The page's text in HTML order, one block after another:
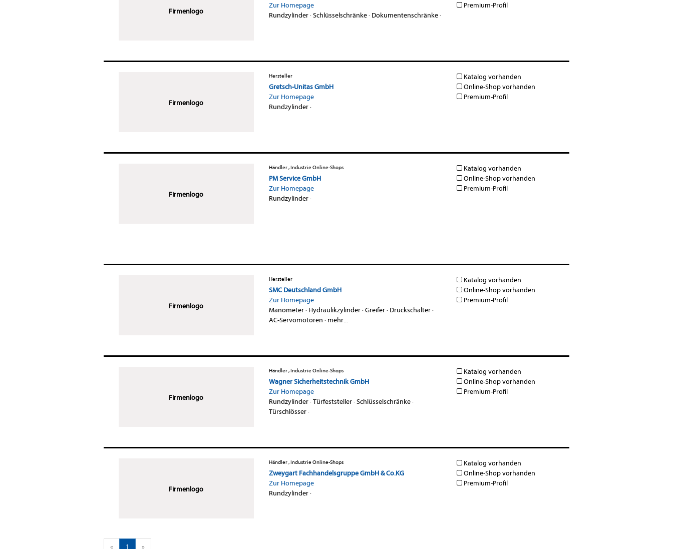
Firmenlogo
Zur Homepage
Rundzylinder·Schlüsselschränke· Dokumentenschränke·
Premium-Profil
Firmenlogo
Hersteller
Gretsch­-Unitas GmbH
Zur Homepage
Rundzylinder·
Katalog vorhanden
Online-Shop vorhanden
Premium-Profil
Firmenlogo
Händler , Industrie Online-Shops
PM Service GmbH
Zur Homepage
Rundzylinder·
Katalog vorhanden
Online-Shop vorhanden
Premium-Profil
Firmenlogo
Hersteller
SMC Deutschland GmbH
Zur Homepage
Manometer· Hydraulikzylinder·Greifer· Druckschalter·
AC-Servomotoren · mehr...
Katalog vorhanden
Online-Shop vorhanden
Premium-Profil
Firmenlogo
Händler , Industrie Online-Shops
Wagner Sicherheitstechnik GmbH
Zur Homepage
Rundzylinder·Türfeststeller·Schlüsselschränke·
Türschlösser·
Katalog vorhanden
Online-Shop vorhanden
Premium-Profil
Firmenlogo
Händler , Industrie Online-Shops
Zweygart Fachhandelsgruppe GmbH & Co.KG
Zur Homepage
Rundzylinder·
Katalog vorhanden
Online-Shop vorhanden
Premium-Profil
« 1 »